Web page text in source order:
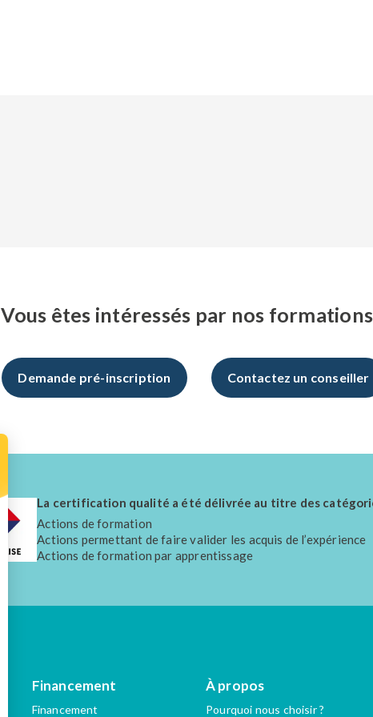
Vous êtes intéressés par nos
Demande pré-inscription Contactez un conseiller
La certification qualité a été délivrée au titre des
Actions de formation
Actions permettant de faire valider les acquis de l’expérience
Actions de formation par apprentissage
Financement
Financement
À propos
Pourquoi nous choisir ?